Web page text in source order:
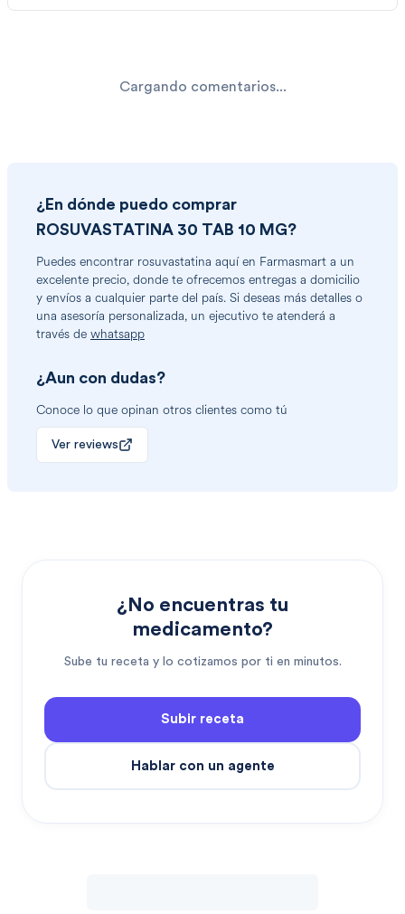
Cargando comentarios...
¿En dónde puedo comprar
ROSUVASTATINA 30 TAB 10 MG?
Puedes encontrar rosuvastatina aquí en Farmasmart a un
excelente precio, donde te ofrecemos entregas a domicilio
y envíos a cualquier parte del país. Si deseas más detalles o
una asesoría personalizada, un ejecutivo te atenderá a
través de whatsapp
¿Aun con dudas?
Conoce lo que opinan otros clientes como tú
Ver reviews
¿No encuentras tu
medicamento?
Sube tu receta y lo cotizamos por ti en minutos.
Subir receta
Hablar con un agente